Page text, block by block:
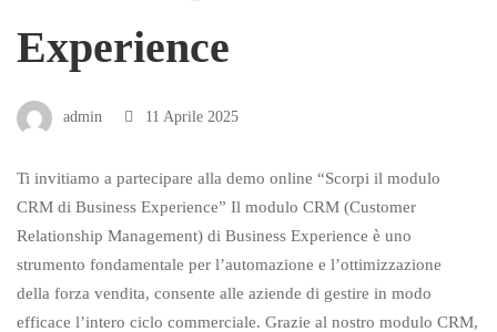
Experience
admin 11 Aprile 2025
Ti invitiamo a partecipare alla demo online “Scorpi il modulo
CRM di Business Experience” Il modulo CRM (Customer
Relationship Management) di Business Experience è uno
strumento fondamentale per l’automazione e l’ottimizzazione
della forza vendita, consente alle aziende di gestire in modo
efficace l’intero ciclo commerciale. Grazie al nostro modulo CRM,